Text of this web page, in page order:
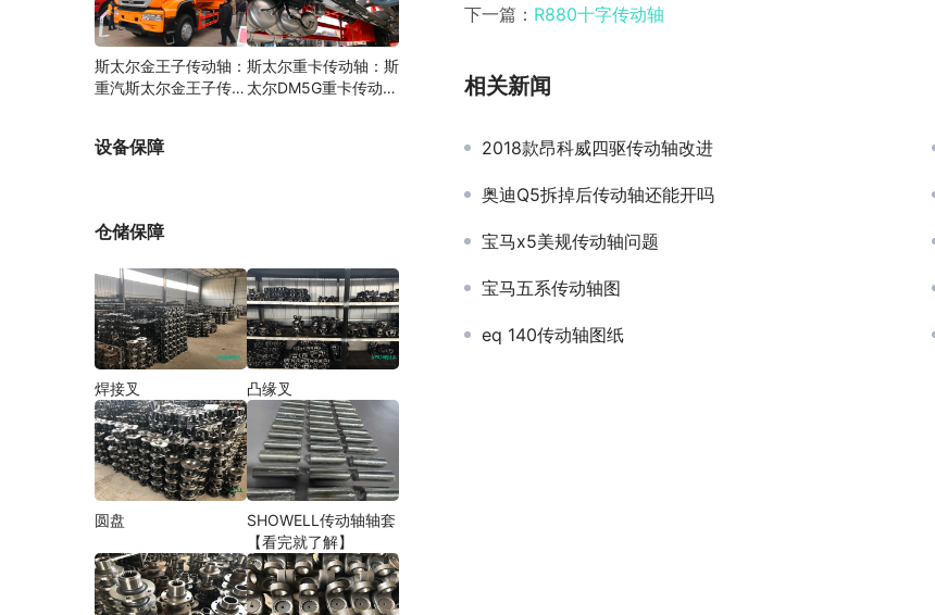
下一篇： R880十字传动轴
相关新闻
2018款昂科威四驱传动轴改进
奥迪Q5拆掉后传动轴还能开吗
宝马x5美规传动轴问题
宝马五系传动轴图
eq 140传动轴图纸
斯太尔金王子传动轴：
重汽斯太尔金王子传动
斯太尔重卡传动轴：斯
太尔DM5G重卡传动轴
设备保障
仓储保障
焊接叉 凸缘叉
圆盘
SHOWELL传动轴轴套
【看完就了解】